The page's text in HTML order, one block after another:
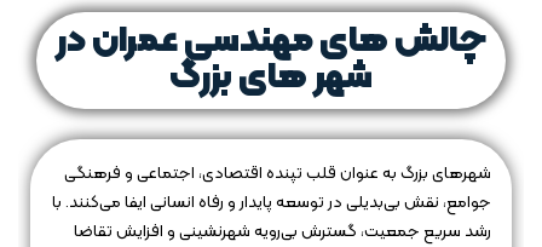
چالش‌ های مهندسی عمران در
شهر های بزرگ
شهرهای بزرگ به عنوان قلب تپنده اقتصادی، اجتماعی و فرهنگی
جوامع، نقش بی‌بدیلی در توسعه پایدار و رفاه انسانی ایفا می‌کنند. با
رشد سریع جمعیت، گسترش بی‌رویه شهرنشینی و افزایش تقاضا